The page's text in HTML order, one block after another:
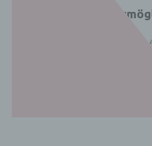
5. Flexiblere
Neben dem Solar-Direktbetrieb ist nun
leistungsstarker 24-V-Betrieb möglich
So bleibt der Betrieb auch bei